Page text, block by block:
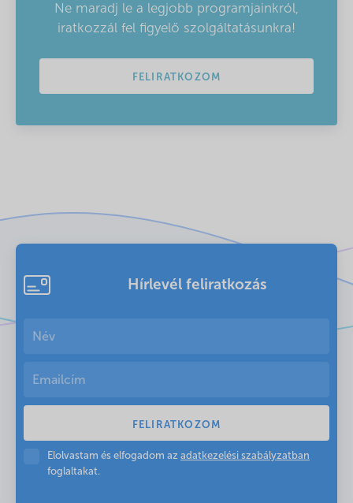
Ne maradj le a legjobb programjainkról,
iratkozzál fel figyelő szolgáltatásunkra!
FELIRATKOZOM
Hírlevél feliratkozás
Elolvastam és elfogadom az adatkezelési szabályzatban
foglaltakat.